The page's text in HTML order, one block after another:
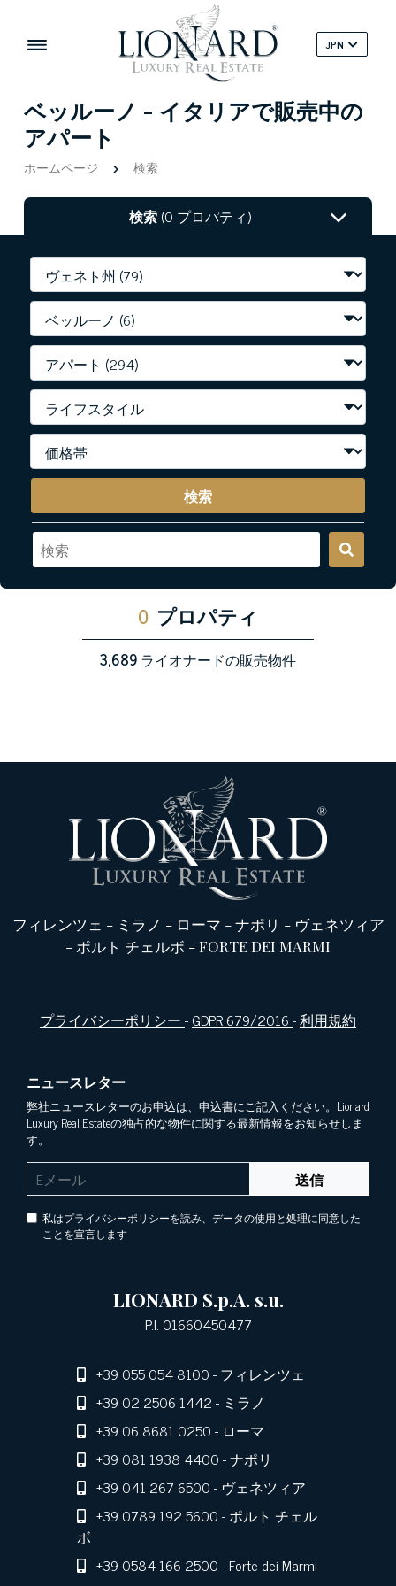
JPN
ベッルーノ - イタリアで販売中の
アパート
ホームページ 検索
検索(0 プロパティ)
検索
0 プロパティ
3,689ライオナードの販売物件
フィレンツェ - ミラノ - ローマ -ナポリ - ヴェネツィア
- ポルト チェルボ -FORTE DEI MARMI
プライバシーポリシー-GDPR 679/2016-利用規約
ニュースレター
弊社ニュースレターのお申込は、申込書にご記入ください。Lionard
Luxury Real Estateの独占的な物件に関する最新情報をお知らせしま
す。
送信
私はプライバシーポリシーを読み、データの使用と処理に同意した
ことを宣言します
LIONARD S.p.A. s.u.
P.I. 01660450477
+39 055 054 8100- フィレンツェ
+39 02 2506 1442- ミラノ
+39 06 8681 0250- ローマ
+39 081 1938 4400- ナポリ
+39 041 267 6500- ヴェネツィア
+39 0789 192 5600- ポルト チェル
ボ
+39 0584 166 2500- Forte dei Marmi